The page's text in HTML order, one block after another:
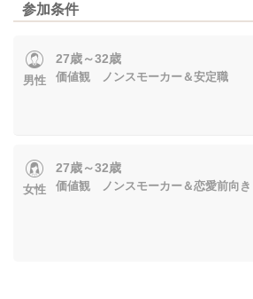
参加条件
男性
27歳～32歳
価値観 ノンスモーカー＆安定職
女性
27歳～32歳
価値観 ノンスモーカー＆恋愛前向き